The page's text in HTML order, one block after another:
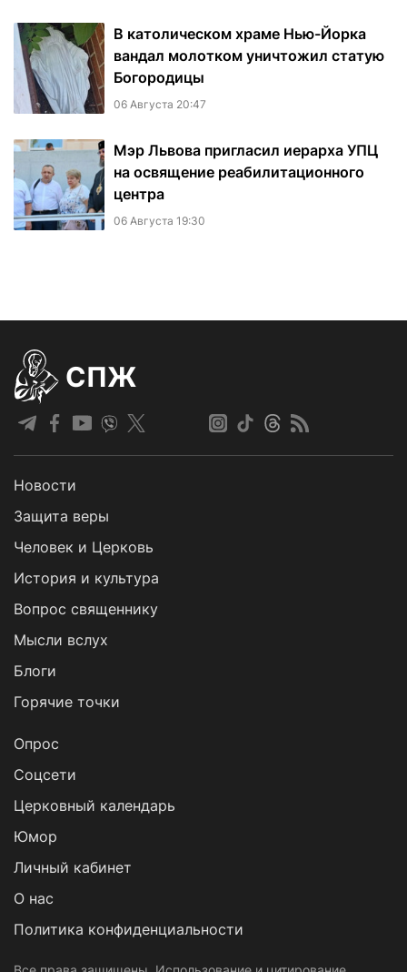
В католическом храме Нью-Йорка
вандал молотком уничтожил статую
Богородицы
06 Августа 20:47
Мэр Львова пригласил иерарха УПЦ
на освящение реабилитационного
центра
06 Августа 19:30
СПЖ
Новости
Защита веры
Человек и Церковь
История и культура
Вопрос священнику
Мысли вслух
Блоги
Горячие точки
Опрос
Cоцсети
Церковный календарь
Юмор
Личный кабинет
О нас
Политика конфиденциальности